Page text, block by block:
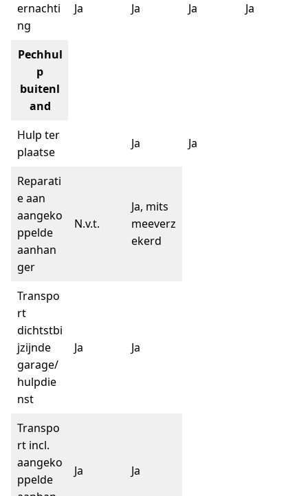
ernachti
ng
Ja Ja Ja Ja
Pechhul
p
buitenl
and
Hulp ter
plaatse
Ja Ja
Reparati
e aan
aangeko
ppelde
aanhan
ger
N.v.t.
Ja, mits
meeverz
ekerd
Transpo
rt
dichtstbi
jzijnde
garage/
hulpdie
nst
Ja Ja
Transpo
rt incl.
aangeko
ppelde
Ja Ja